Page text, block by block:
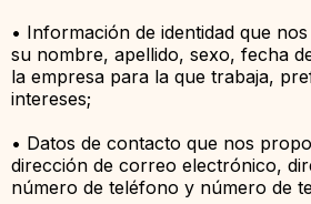
• Información de identidad que
su nombre, apellido, sexo, fecha
la empresa para la que trabaja,
intereses;
• Datos de contacto que nos
dirección de correo electrónico,
número de teléfono y número de